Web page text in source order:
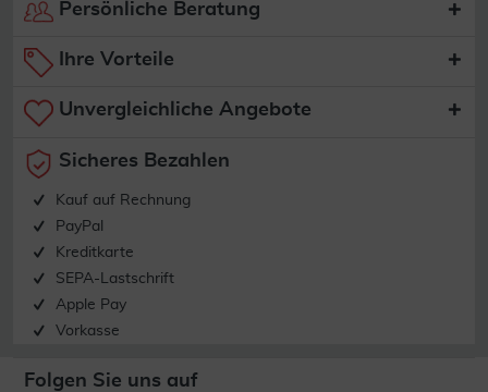
Persönliche Beratung
Ihre Vorteile
Unvergleichliche Angebote
Sicheres Bezahlen
Kauf auf Rechnung
PayPal
Kreditkarte
SEPA-Lastschrift
Apple Pay
Vorkasse
Folgen Sie uns auf